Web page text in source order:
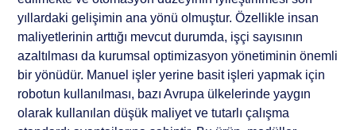
yıllardaki gelişimin ana yönü olmuştur. Özellikle insan
maliyetlerinin arttığı mevcut durumda, işçi sayısının
azaltılması da kurumsal optimizasyon yönetiminin önemli
bir yönüdür. Manuel işler yerine basit işleri yapmak için
robotun kullanılması, bazı Avrupa ülkelerinde yaygın
olarak kullanılan düşük maliyet ve tutarlı çalışma